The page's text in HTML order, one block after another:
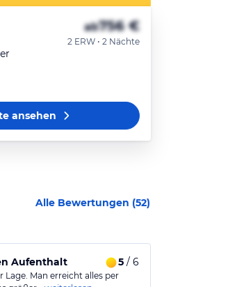
ab756 €
2 ERW • 2 Nächte
ansehen
Alle Bewertungen (52)
Aufenthalt 5/ 6
Man erreicht alles per